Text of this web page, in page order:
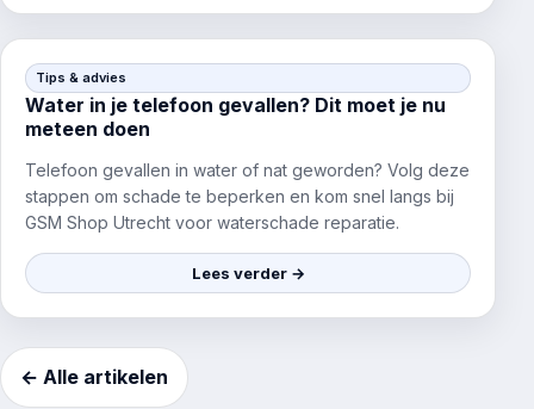
Tips & advies
Water in je telefoon gevallen? Dit moet je nu
meteen doen
Telefoon gevallen in water of nat geworden? Volg deze
stappen om schade te beperken en kom snel langs bij
GSM Shop Utrecht voor waterschade reparatie.
Lees verder →
← Alle artikelen